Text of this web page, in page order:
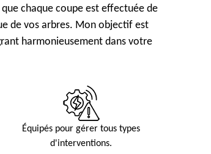
chaque coupe est effectuée de
de vos arbres. Mon objectif est
harmonieusement dans votre
Équipés pour gérer tous types
d'interventions.